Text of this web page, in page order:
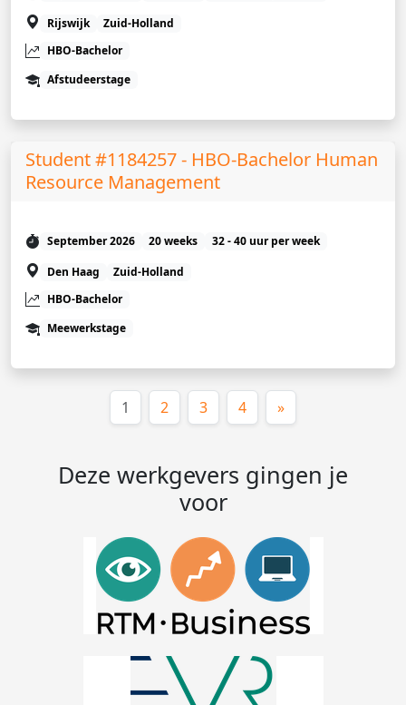
Rijswijk
Zuid-Holland
HBO-Bachelor
Afstudeerstage
Student #1184257 - HBO-Bachelor Human
Resource Management
September 2026 20 weeks
32 - 40 uur per week
Den Haag
Zuid-Holland
HBO-Bachelor
Meewerkstage
1 (huidige)
2 3 4 »
Deze werkgevers gingen je
voor